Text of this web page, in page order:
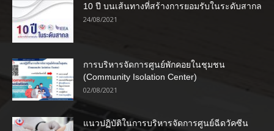
10 ปี บนเส้นทางที่สร้างการยอมรับในระดับสากล
24/08/2021
การบริหารจัดการศูนย์พักคอยในชุมชน
(Community Isolation Center)
02/08/2021
แนวปฏิบัติในการบริหารจัดการศูนย์ฉีดวัคซีน